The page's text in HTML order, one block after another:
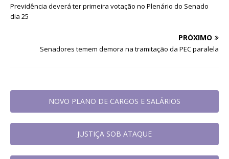
Previdência deverá ter primeira votação no Plenário do Senado
dia 25
PRÓXIMO
Senadores temem demora na tramitação da PEC paralela
NOVO PLANO DE CARGOS E SALÁRIOS
JUSTIÇA SOB ATAQUE